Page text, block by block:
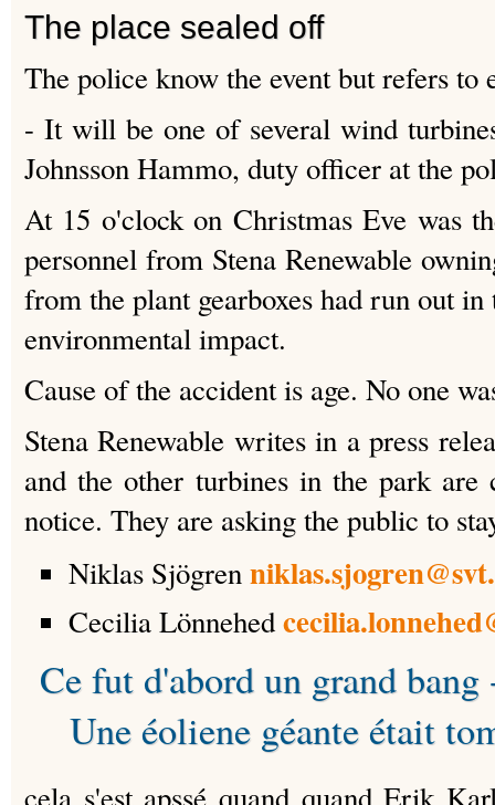
The place sealed off
The police know the event but refers to
- It will be one of several wind
Johnsson Hammo, duty officer at the
At 15 o'clock on Christmas Eve was
personnel from Stena Renewable
from the plant gearboxes had run out
environmental impact.
Cause of the accident is age. No one
Stena Renewable writes in a press
and the other turbines in the park
notice. They are asking the public to
Niklas Sjögren
Cecilia Lönnehed
Ce fut d'abord un grand
Une éoliene géante était